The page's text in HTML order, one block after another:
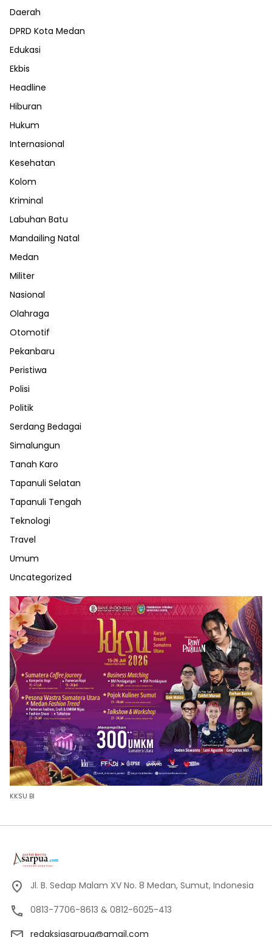
Daerah
DPRD Kota Medan
Edukasi
Ekbis
Headline
Hiburan
Hukum
Internasional
Kesehatan
Kolom
Kriminal
Labuhan Batu
Mandailing Natal
Medan
Militer
Nasional
Olahraga
Otomotif
Pekanbaru
Peristiwa
Polisi
Politik
Serdang Bedagai
Simalungun
Tanah Karo
Tapanuli Selatan
Tapanuli Tengah
Teknologi
Travel
Umum
Uncategorized
KKSU BI
Jl. B. Sedap Malam XV No. 8 Medan, Sumut, Indonesia
0813-7706-8613 & 0812-6025-413
redaksiasarpua@gmail.com